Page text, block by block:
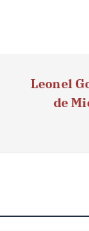
Leonel
de